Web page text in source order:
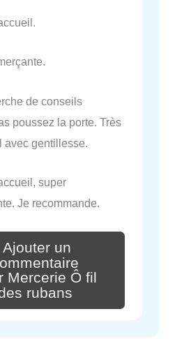
de conseils
poussez la porte. Très
avec gentillesse.
super
Je recommande.
Ajouter un
Mercerie Ô fil
rubans